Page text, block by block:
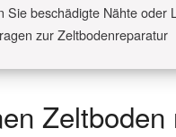
Sie beschädigte Nähte oder
zur Zeltbodenreparatur